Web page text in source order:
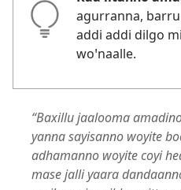
agurranna,
addi addi dilgo
woꞌnaalle.
“Baxillu jaalooma
yanna sayisanno woyite
adhamanno woyite coyi
mase jalli yaara